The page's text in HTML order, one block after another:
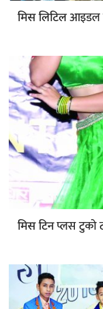
मिस लिटिलआइडल
मिस टिनप्लस टुको